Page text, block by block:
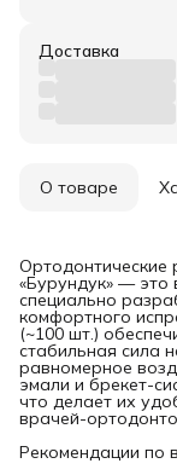
Доставка
О товаре
Ортодонтические
«Бурундук» — это
специально
комфортного
(~100 шт.)
стабильная сила
равномерное
эмали и брекет-
что делает их
врачей-
Рекомендации по